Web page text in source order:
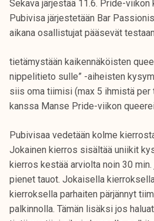
Sekava järjestää 11.6. Pride-
Pubivisa järjestetään Bar
aikana osallistujat pääsevät
tietämystään kaikennäköisten
nippelitieto sulle” -aiheisten
siis oma tiimisi (max 5 ihmistä
kanssa Manse Pride-viikon
Pubivisaa vedetään kolme
Jokainen kierros sisältää uniikit
kierros kestää arviolta noin 30
pienet tauot. Jokaisella
kierroksella parhaiten pärjännyt
palkinnolla. Tämän lisäksi jos